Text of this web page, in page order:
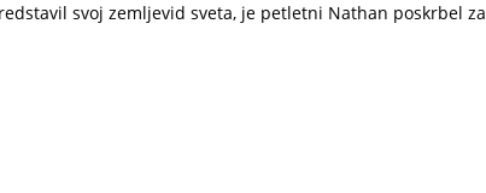
svoj zemljevid sveta, je petletni Nathan poskrbel za